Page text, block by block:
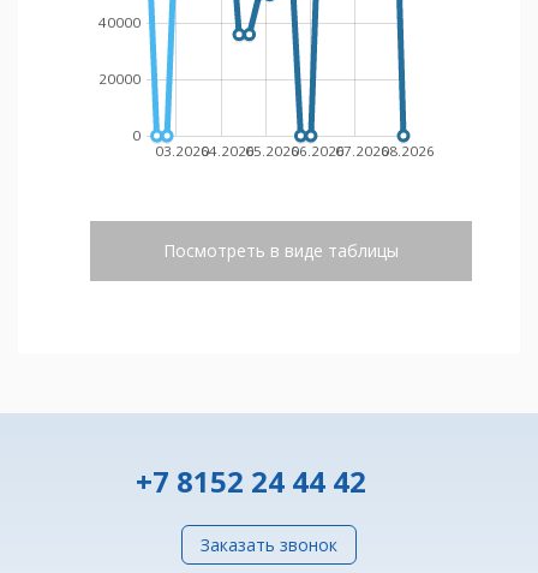
03.202604.202605.202606.202607.202608.2026
0
20000
40000
Посмотреть в виде таблицы
+7 8152 24 44 42
Заказать звонок